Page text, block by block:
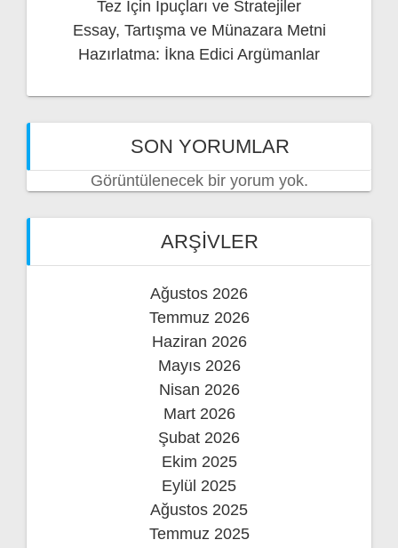
Tez İçin İpuçları ve Stratejiler
Essay, Tartışma ve Münazara Metni
Hazırlatma: İkna Edici Argümanlar
SON YORUMLAR
Görüntülenecek bir yorum yok.
ARŞIVLER
Ağustos 2026
Temmuz 2026
Haziran 2026
Mayıs 2026
Nisan 2026
Mart 2026
Şubat 2026
Ekim 2025
Eylül 2025
Ağustos 2025
Temmuz 2025